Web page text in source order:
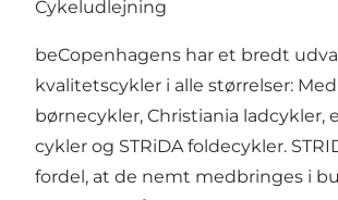
Cykeludlejning
beCopenhagens har et bredt
kvalitetscykler i alle størrelser:
børnecykler, Christiania ladcykler,
cykler og STRiDA foldecykler.
fordel, at de nemt medbringes i